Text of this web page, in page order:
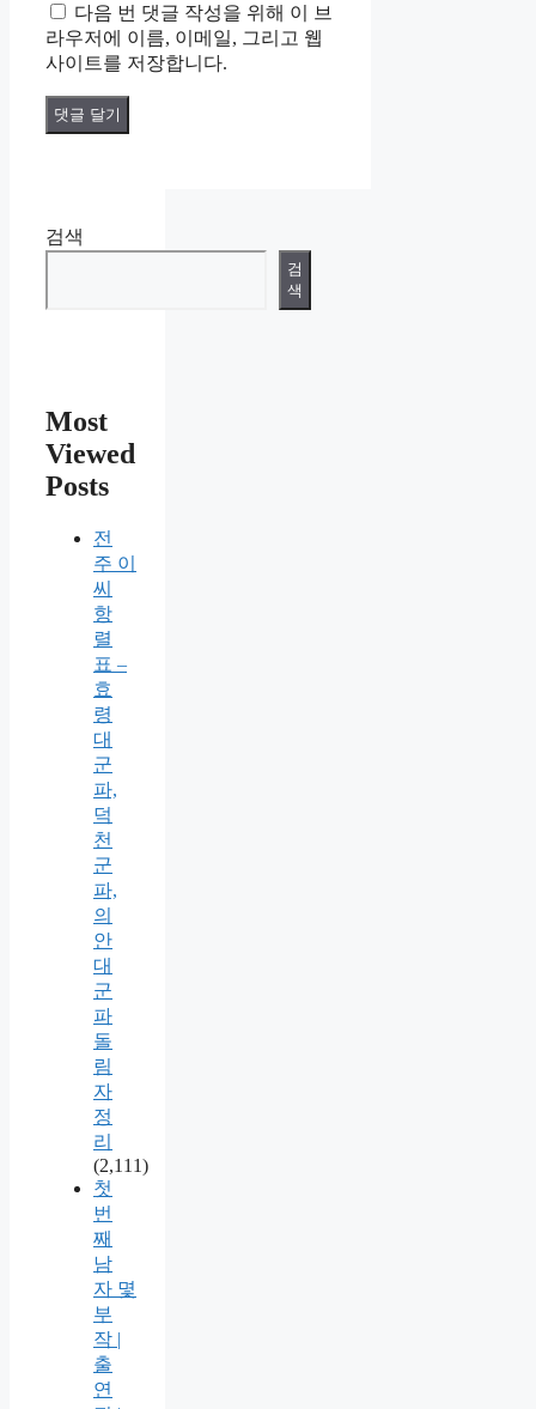
이
트
다음 번 댓글 작성을 위해 이 브
라우저에 이름, 이메일, 그리고 웹
사이트를 저장합니다.
검색
검
색
Most
Viewed
Posts
전
주 이
씨
항
렬
표 –
효
령
대
군
파,
덕
천
군
파,
의
안
대
군
파
돌
림
자
정
리
(2,111)
첫
번
째
남
자 몇
부
작 |
출
연